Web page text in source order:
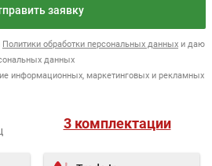
заявку
Политики обработки персональных данных и даю
данных
информационных, маркетинговых и рекламных
3 комплектации